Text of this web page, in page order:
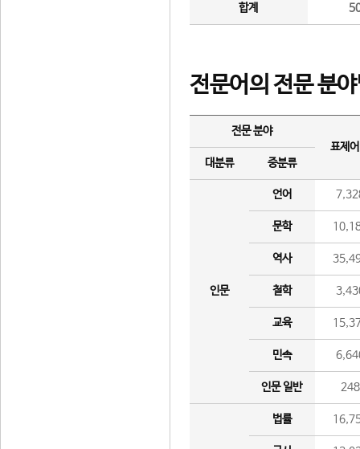
합계
전문어의 전문 분
전문 분야
표제
대분류
중분류
인문
언어
문학
역사
철학
교육
민속
인문 일반 248
법률